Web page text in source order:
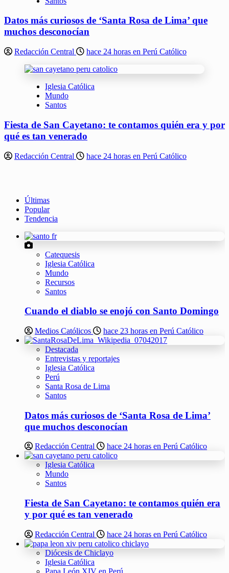
Datos más curiosos de ‘Santa Rosa de Lima’ que
muchos desconocían
Redacción Central hace 24 horas en Perú Católico
Iglesia Católica
Mundo
Santos
Fiesta de San Cayetano: te contamos quién era y por
qué es tan venerado
Redacción Central hace 24 horas en Perú Católico
Últimas
Popular
Tendencia
Catequesis
Iglesia Católica
Mundo
Recursos
Santos
Cuando el diablo se enojó con Santo Domingo
Medios Católicos hace 23 horas en Perú Católico
Destacada
Entrevistas y reportajes
Iglesia Católica
Perú
Santa Rosa de Lima
Santos
Datos más curiosos de ‘Santa Rosa de Lima’
que muchos desconocían
Redacción Central hace 24 horas en Perú Católico
Iglesia Católica
Mundo
Santos
Fiesta de San Cayetano: te contamos quién era
y por qué es tan venerado
Redacción Central hace 24 horas en Perú Católico
Diócesis de Chiclayo
Iglesia Católica
Papa León XIV en Perú